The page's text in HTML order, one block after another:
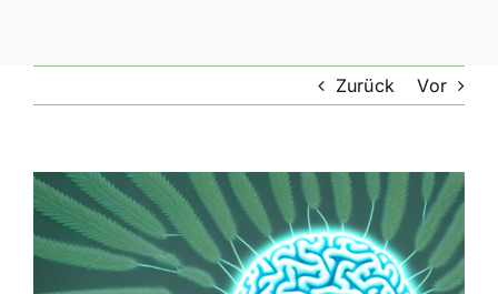
Zurück Vor
Zeige
grösseres
Bild